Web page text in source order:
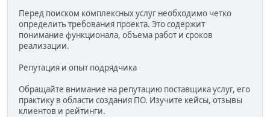
Перед поиском комплексных услуг необходимо четко
определить требования проекта. Это содержит
понимание функционала, объема работ и сроков
реализации.
Репутация и опыт подрядчика
Обращайте внимание на репутацию поставщика услуг, его
практику в области создания ПО. Изучите кейсы, отзывы
клиентов и рейтинги.